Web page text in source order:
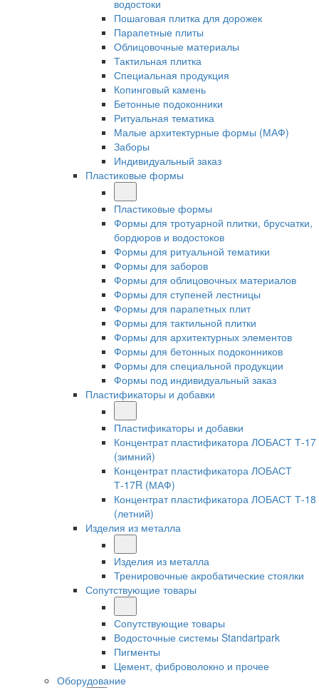
водостоки
Пошаговая плитка для дорожек
Парапетные плиты
Облицовочные материалы
Тактильная плитка
Специальная продукция
Копинговый камень
Бетонные подоконники
Ритуальная тематика
Малые архитектурные формы (МАФ)
Заборы
Индивидуальный заказ
Пластиковые формы
Пластиковые формы
Формы для тротуарной плитки, брусчатки,
бордюров и водостоков
Формы для ритуальной тематики
Формы для заборов
Формы для облицовочных материалов
Формы для ступеней лестницы
Формы для парапетных плит
Формы для тактильной плитки
Формы для архитектурных элементов
Формы для бетонных подоконников
Формы для специальной продукции
Формы под индивидуальный заказ
Пластификаторы и добавки
Пластификаторы и добавки
Концентрат пластификатора ЛОБАСТ Т-17
(зимний)
Концентрат пластификатора ЛОБАСТ
Т-17R (МАФ)
Концентрат пластификатора ЛОБАСТ Т-18
(летний)
Изделия из металла
Изделия из металла
Тренировочные акробатические стоялки
Сопутствующие товары
Сопутствующие товары
Водосточные системы Standartpark
Пигменты
Цемент, фиброволокно и прочее
Оборудование